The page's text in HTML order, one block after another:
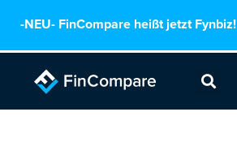
-NEU-FinCompare heißt jetzt Fynbiz!